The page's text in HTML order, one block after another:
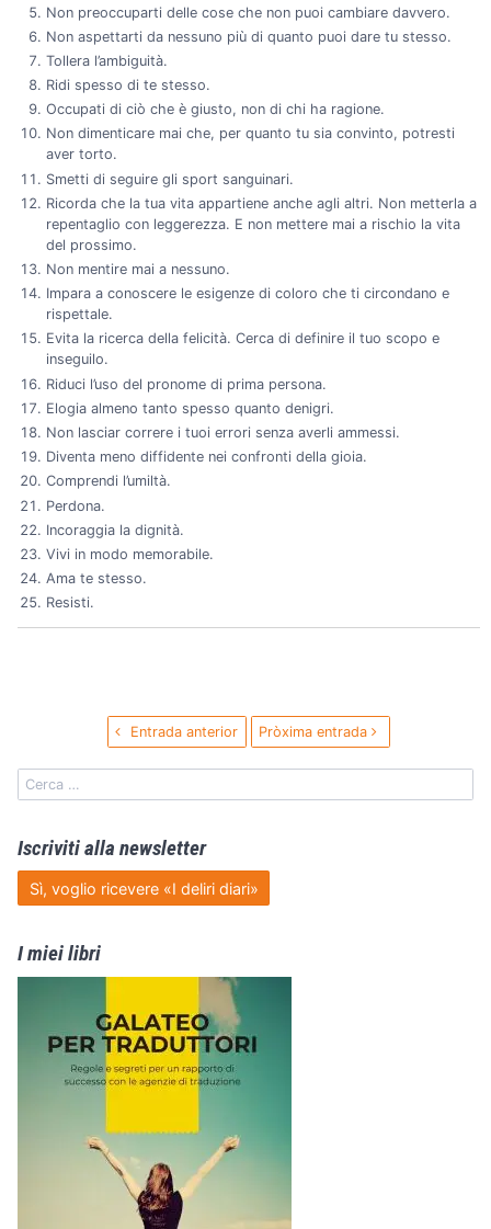
Non preoccuparti delle cose che non puoi cambiare davvero.
Non aspettarti da nessuno più di quanto puoi dare tu stesso.
Tollera l’ambiguità.
Ridi spesso di te stesso.
Occupati di ciò che è giusto, non di chi ha ragione.
Non dimenticare mai che, per quanto tu sia convinto, potresti
aver torto.
Smetti di seguire gli sport sanguinari.
Ricorda che la tua vita appartiene anche agli altri. Non metterla a
repentaglio con leggerezza. E non mettere mai a rischio la vita
del prossimo.
Non mentire mai a nessuno.
Impara a conoscere le esigenze di coloro che ti circondano e
rispettale.
Evita la ricerca della felicità. Cerca di definire il tuo scopo e
inseguilo.
Riduci l’uso del pronome di prima persona.
Elogia almeno tanto spesso quanto denigri.
Non lasciar correre i tuoi errori senza averli ammessi.
Diventa meno diffidente nei confronti della gioia.
Comprendi l’umiltà.
Perdona.
Incoraggia la dignità.
Vivi in modo memorabile.
Ama te stesso.
Resisti.
Entrada anterior Pròxima entrada
Iscriviti alla newsletter
Sì, voglio ricevere «I deliri diari»
I miei libri